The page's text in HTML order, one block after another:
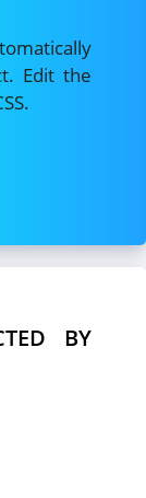
Edit the
BY